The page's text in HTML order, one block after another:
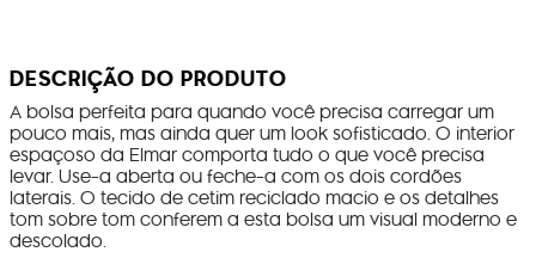
DESCRIÇÃO DO PRODUTO
A bolsa perfeita para quando você precisa carregar um
pouco mais, mas ainda quer um look sofisticado. O interior
espaçoso da Elmar comporta tudo o que você precisa
levar. Use-a aberta ou feche-a com os dois cordões
laterais. O tecido de cetim reciclado macio e os detalhes
tom sobre tom conferem a esta bolsa um visual moderno e
descolado.